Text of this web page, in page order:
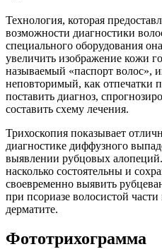
Технология, которая
возможности диагностики
специального оборудования
увеличить изображение кожи
называемый «паспорт волос»,
неповторимый, как
поставить диагноз,
составить схему лечения.
Трихоскопия показывает
диагностике диффузного
выявлении рубцовых
насколько состоятельны и
своевременно выявить
при псориазе волосистой
дерматите.
Фототрихограмма